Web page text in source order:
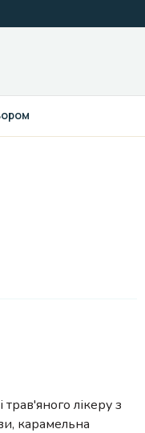
лікеру з
карамельна